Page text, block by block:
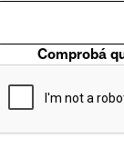
Comprobá